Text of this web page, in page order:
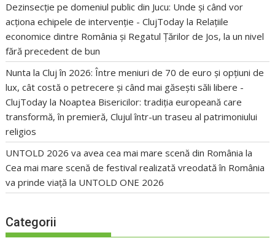
Dezinsecție pe domeniul public din Jucu: Unde și când vor
acționa echipele de intervenție - ClujToday la Relațiile
economice dintre România și Regatul Țărilor de Jos, la un nivel
fără precedent de bun
Nunta la Cluj în 2026: Între meniuri de 70 de euro și opțiuni de
lux, cât costă o petrecere și când mai găsești săli libere -
ClujToday la Noaptea Bisericilor: tradiția europeană care
transformă, în premieră, Clujul într-un traseu al patrimoniului
religios
UNTOLD 2026 va avea cea mai mare scenă din România la
Cea mai mare scenă de festival realizată vreodată în România
va prinde viață la UNTOLD ONE 2026
Categorii